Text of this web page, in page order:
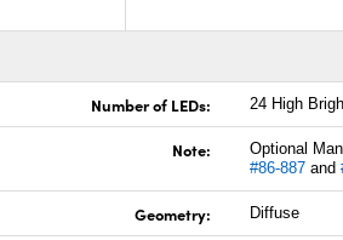
Number of LEDs: 24 High
Note:
Optional
#86-887 and
Geometry: Diffuse